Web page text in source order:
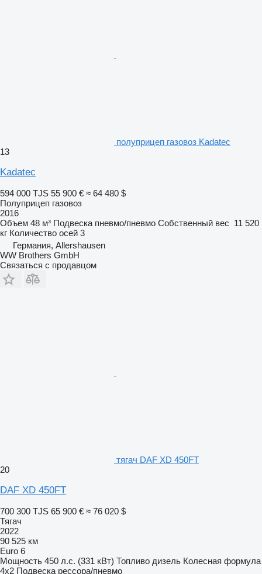
полуприцеп газовоз Kadatec
13
Kadatec
594 000 TJS 55 900 € ≈ 64 480 $
Полуприцеп газовоз
2016
Объем 48 м³ Подвеска пневмо/пневмо Собственный вес 11 520
кг Количество осей 3
Германия, Allershausen
WW Brothers GmbH
Связаться с продавцом
тягач DAF XD 450FT
20
DAF XD 450FT
700 300 TJS 65 900 € ≈ 76 020 $
Тягач
2022
90 525 км
Euro 6
Мощность 450 л.с. (331 кВт) Топливо дизель Колесная формула
4x2 Подвеска рессора/пневмо